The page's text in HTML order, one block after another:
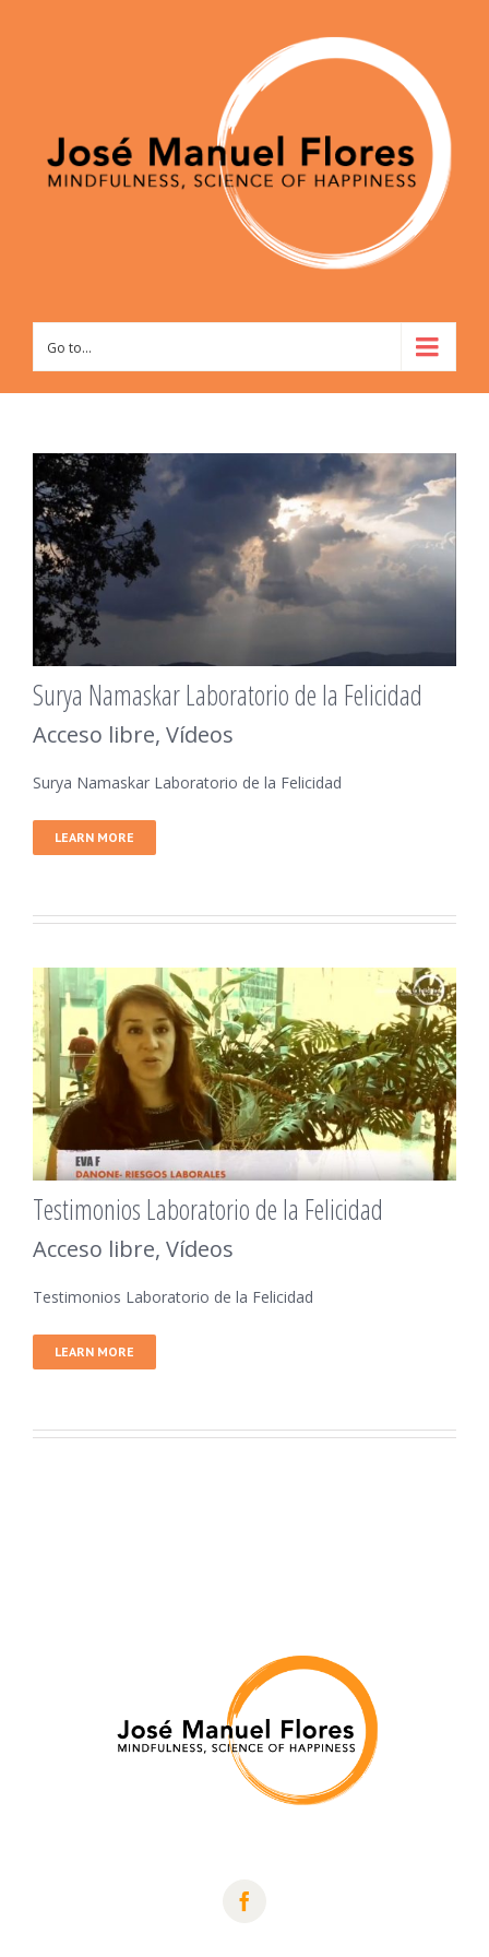
Go to...
Surya Namaskar Laboratorio de la Felicidad
Acceso libre, Vídeos
Surya Namaskar Laboratorio de la Felicidad
LEARN MORE
Testimonios Laboratorio de la Felicidad
Acceso libre, Vídeos
Testimonios Laboratorio de la Felicidad
LEARN MORE